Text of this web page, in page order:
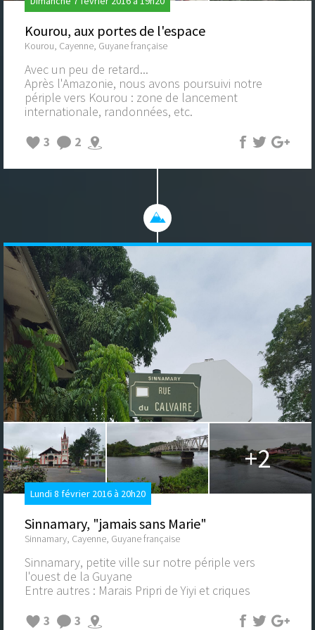
Kourou, aux portes de l'espace
Kourou, Cayenne, Guyane française
Avec un peu de retard...
Après l'Amazonie, nous avons poursuivi notre
périple vers Kourou : zone de lancement
internationale, randonnées, etc.
3
2
+2
Lundi 8 février 2016 à 20h20
Sinnamary, "jamais sans Marie"
Sinnamary, Cayenne, Guyane française
Sinnamary, petite ville sur notre périple vers
l'ouest de la Guyane
Entre autres : Marais Pripri de Yiyi et criques
3
3